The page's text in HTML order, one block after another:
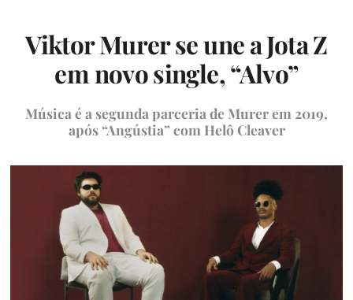
Viktor Murer se une a Jota Z
em novo single, “Alvo”
Música é a segunda parceria de Murer em 2019,
após “Angústia” com Helô Cleaver